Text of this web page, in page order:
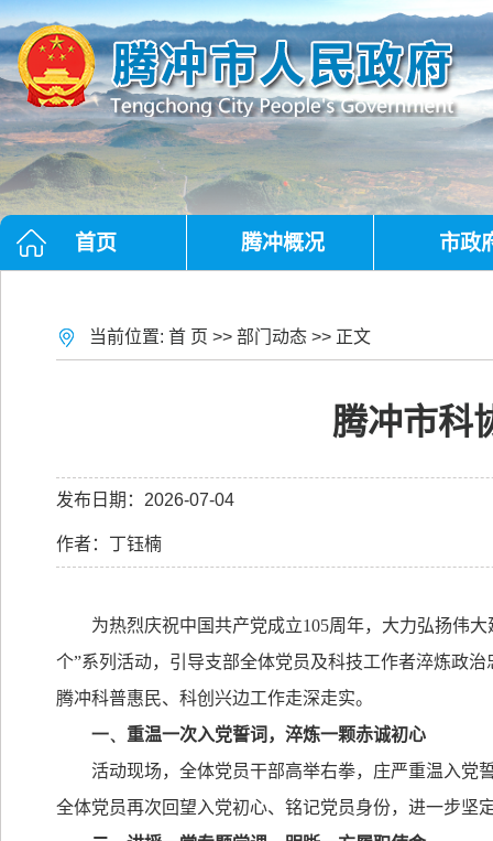
首页 腾冲概况 市政
当前位置: 首 页 >> 部门动态 >> 正文
腾冲市科
发布日期：2026-07-04
作者：丁钰楠
为热烈庆祝中国共产党成立105周年，大力弘扬伟
个”系列活动， 引导支部全体党员及科技工作者淬炼政
腾冲科普惠民、科创兴边工作走深走实。
一、 重温一次入党誓词，淬炼一颗赤诚初心
活动现场，全体党员干部高举右拳，庄严重温入党
全体党员再次回望入党初心、铭记党员身份，进一步坚